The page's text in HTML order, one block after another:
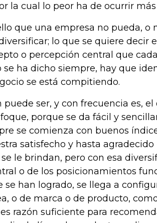
la cual lo peor ha de ocurrir
que una empresa no pueda, o
lo que se quiere decir
o percepción central que
se ha dicho siempre, hay que
se está compitiendo.
puede ser, y con frecuencia es,
porque se da fácil y
se comienza con buenos
satisfecho y hasta
le brindan, pero con esa
o de los posicionamientos
han logrado, se llega a
o de marca o de producto,
razón suficiente para